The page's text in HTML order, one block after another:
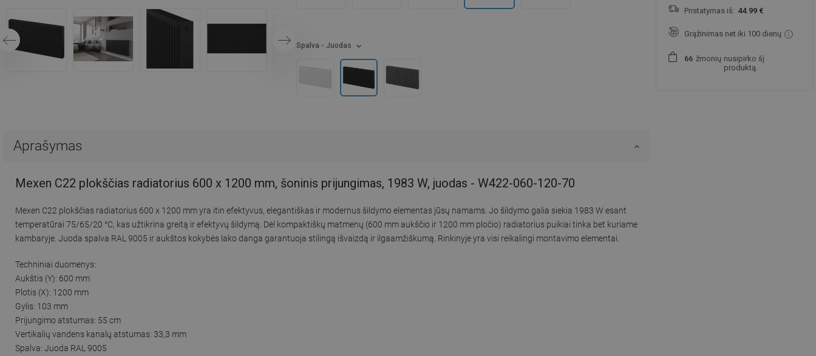
Spalva - Juodas
Aprašymas
Mexen C22 plokščias radiatorius 600 x 1200 mm, šoninis prijungimas, 1983 W, juodas - W422-060-120-70
Mexen C22 plokščias radiatorius 600 x 1200 mm yra itin efektyvus, elegantiškas ir modernus šildymo elementas jūsų namams. Jo šildymo galia siekia 1983 W esant
temperatūrai 75/65/20 °C, kas užtikrina greitą ir efektyvų šildymą. Dėl kompaktiškų matmenų (600 mm aukščio ir 1200 mm pločio) radiatorius puikiai tinka bet kuriame
kambaryje. Juoda spalva RAL 9005 ir aukštos kokybės lako danga garantuoja stilingą išvaizdą ir ilgaamžiškumą. Rinkinyje yra visi reikalingi montavimo elementai.
Techniniai duomenys:
Aukštis (Y): 600 mm
Plotis (X): 1200 mm
Gylis: 103 mm
Prijungimo atstumas: 55 cm
Vertikalių vandens kanalų atstumas: 33,3 mm
Spalva: Juoda RAL 9005
Pristatymas iš: 44.99 €
Grąžinimas net iki 100 dienų
66 žmonių nusipirko šį
produktą.